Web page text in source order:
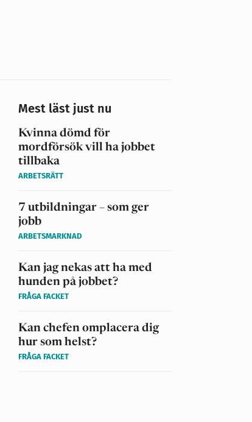
Mest läst just nu
Kvinna dömd för
mordförsök vill ha jobbet
tillbaka
ARBETSRÄTT
7 utbildningar – som ger
jobb
ARBETSMARKNAD
Kan jag nekas att ha med
hunden på jobbet?
FRÅGA FACKET
Kan chefen omplacera dig
hur som helst?
FRÅGA FACKET